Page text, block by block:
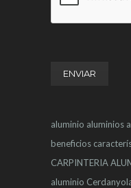
aluminio aluminios
beneficios
CARPINTERIA
aluminio